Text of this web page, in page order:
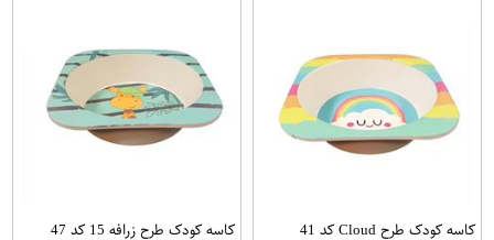
کاسه کودک طرح Cloud کد 41 کاسه کودک طرح زرافه 15 کد 47